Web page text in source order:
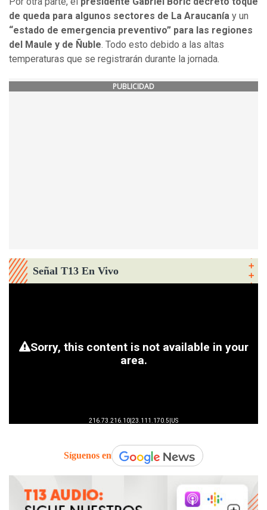
de queda para algunos sectores de La Araucanía y un
“estado de emergencia preventivo” para las regiones
del Maule y de Ñuble. Todo esto debido a las altas
temperaturas que se registrarán durante la jornada.
PUBLICIDAD
Señal T13 En Vivo
Síguenos en